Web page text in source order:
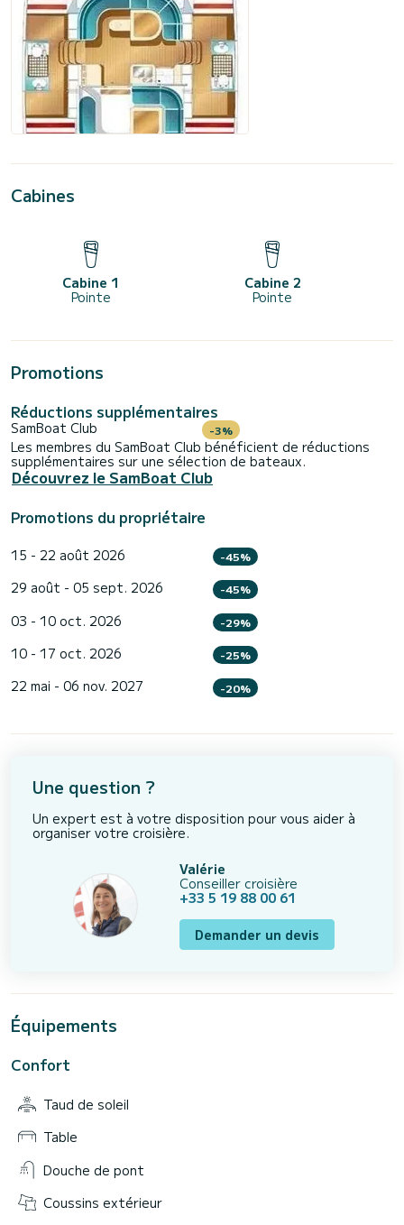
Cabines
Cabine 1
Pointe
Cabine 2
Pointe
Promotions
Réductions supplémentaires
SamBoat Club -3%
Les membres du SamBoat Club bénéficient de réductions
supplémentaires sur une sélection de bateaux.
Découvrez le SamBoat Club
Promotions du propriétaire
15 - 22 août 2026 -45%
29 août - 05 sept. 2026 -45%
03 - 10 oct. 2026 -29%
10 - 17 oct. 2026 -25%
22 mai - 06 nov. 2027 -20%
Une question ?
Un expert est à votre disposition pour vous aider à
organiser votre croisière.
Valérie
Conseiller croisière
+33 5 19 88 00 61
Demander un devis
Équipements
Confort
Taud de soleil
Table
Douche de pont
Coussins extérieur